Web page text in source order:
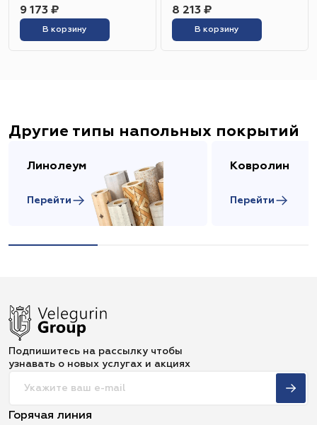
9 173 ₽
В корзину
8 213 ₽
В корзину
Другие типы напольных покрытий
Линолеум
Перейти
Ковролин
Перейти
Подпишитесь на рассылку чтобы
узнавать о новых услугах и акциях
Горячая линия